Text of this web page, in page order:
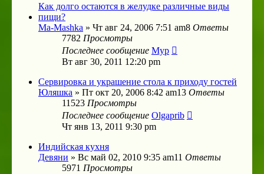
Как долго остаются в желудке различные виды
пищи?
Ma-Mashka » Чт авг 24, 2006 7:51 am8 Ответы
7782 Просмотры
Последнее сообщение Мур
Вт авг 30, 2011 12:20 pm
Сервировка и украшение стола к приходу гостей
Юляшка » Пт окт 20, 2006 8:42 am13 Ответы
11523 Просмотры
Последнее сообщение Olgaprib
Чт янв 13, 2011 9:30 pm
Индийская кухня
Девяни » Вс май 02, 2010 9:35 am11 Ответы
5971 Просмотры